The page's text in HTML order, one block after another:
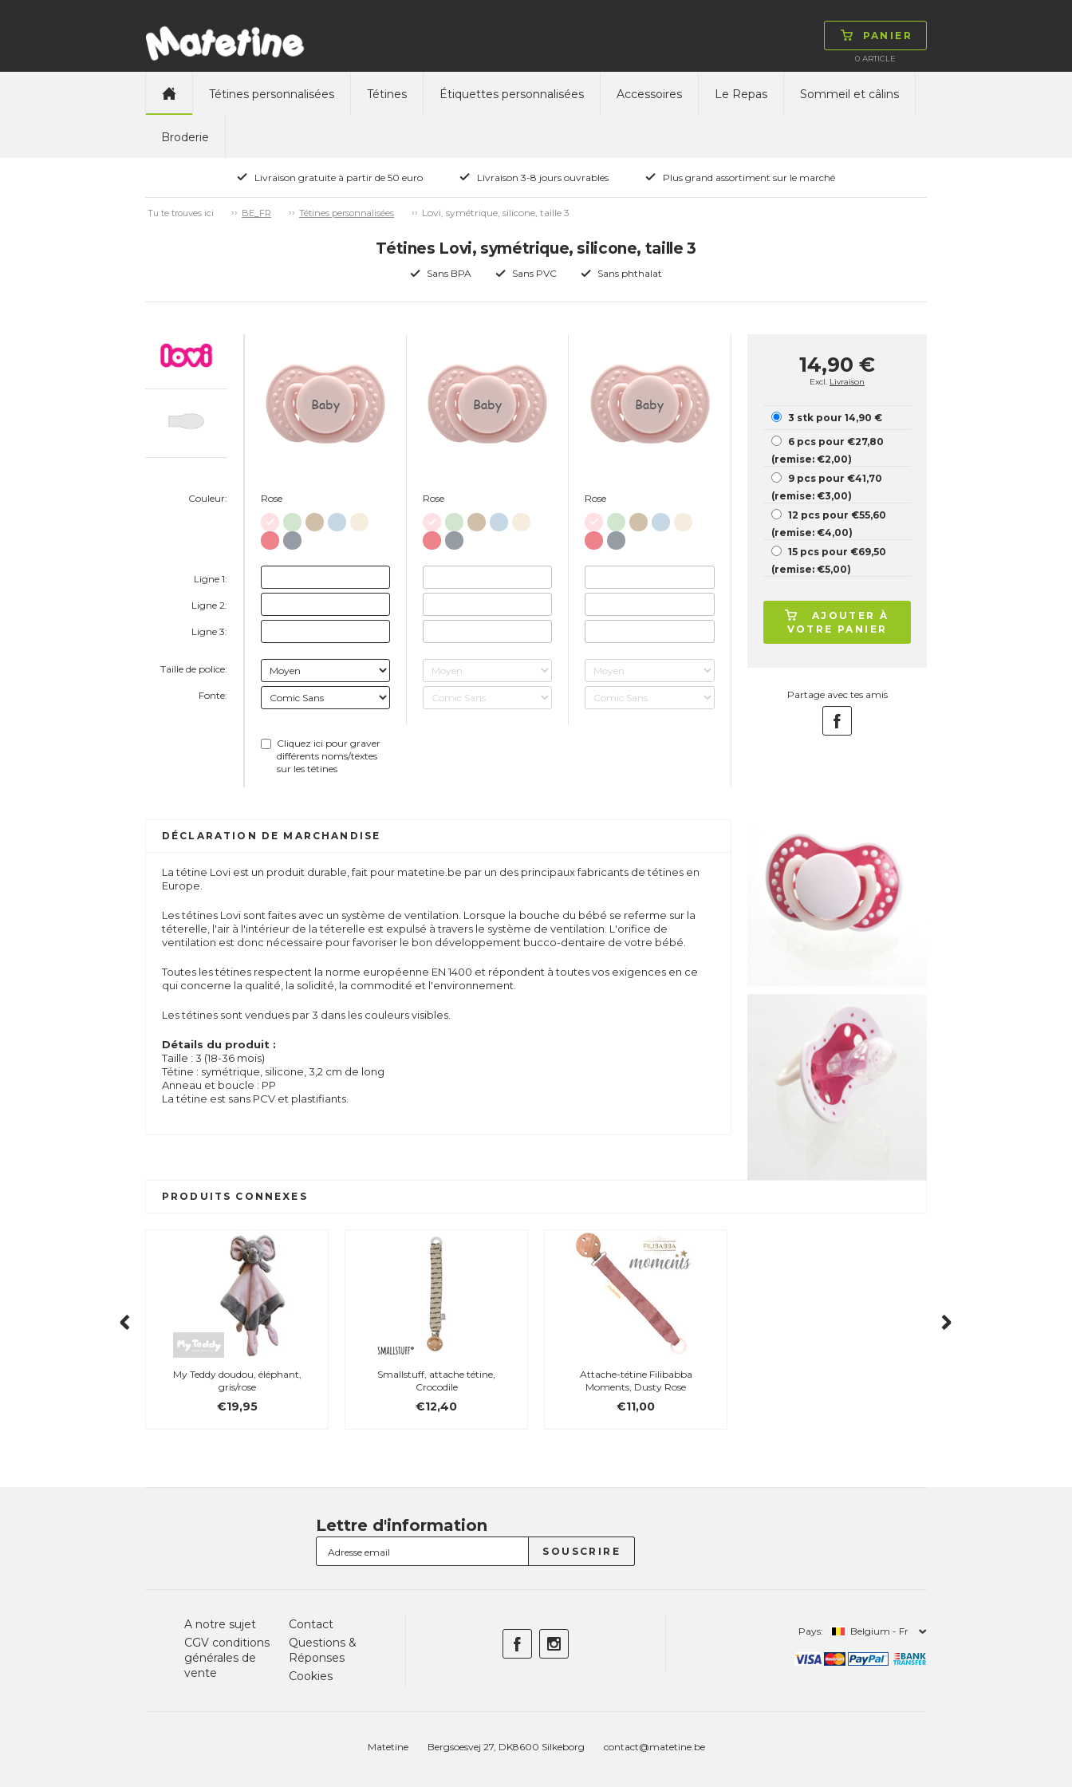
PANIER
0 ARTICLE
Tétines personnalisées Tétines Étiquettes personnalisées Accessoires Le Repas Sommeil et câlins
Broderie
Livraison gratuite à partir de 50 euro Livraison 3-8 jours ouvrables Plus grand assortiment sur le marché
Tu te trouves ici BE_FR Tétines personnalisées Lovi, symétrique, silicone, taille 3
Tétines Lovi, symétrique, silicone, taille 3
Sans BPA Sans PVC Sans phthalat
Couleur:
Ligne 1:
Ligne 2:
Ligne 3:
Taille de police:
Fonte:
Baby
Rose
Cliquez ici pour graver
différents noms/textes
sur les tétines
Baby
Rose
Baby
Rose
14,90 €
Excl. Livraison
3 stk pour 14,90 €
6 pcs pour €27,80
(remise: €2,00)
9 pcs pour €41,70
(remise: €3,00)
12 pcs pour €55,60
(remise: €4,00)
15 pcs pour €69,50
(remise: €5,00)
AJOUTER À
VOTRE PANIER
Partage avec tes amis
DÉCLARATION DE MARCHANDISE
La tétine Lovi est un produit durable, fait pour matetine.be par un des principaux fabricants de tétines en
Europe.
Les tétines Lovi sont faites avec un système de ventilation. Lorsque la bouche du bébé se referme sur la
téterelle, l'air à l'intérieur de la téterelle est expulsé à travers le système de ventilation. L'orifice de
ventilation est donc nécessaire pour favoriser le bon développement bucco-dentaire de votre bébé.
Toutes les tétines respectent la norme européenne EN 1400 et répondent à toutes vos exigences en ce
qui concerne la qualité, la solidité, la commodité et l'environnement.
Les tétines sont vendues par 3 dans les couleurs visibles.
Détails du produit :
Taille : 3 (18-36 mois)
Tétine : symétrique, silicone, 3,2 cm de long
Anneau et boucle : PP
La tétine est sans PCV et plastifiants.
PRODUITS CONNEXES
My Teddy doudou, éléphant,
gris/rose
€19,95
Smallstuff, attache tétine,
Crocodile
€12,40
Attache-tétine Filibabba
Moments, Dusty Rose
€11,00
Lettre d'information
A notre sujet
CGV conditions
générales de
vente
Contact
Questions &
Réponses
Cookies
Pays: Belgium - Fr
Matetine Bergsoesvej 27, DK8600 Silkeborg contact@matetine.be